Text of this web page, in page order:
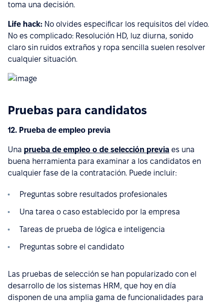
toma una decisión.
Life hack: No olvides especificar los requisitos del vídeo.
No es complicado: Resolución HD, luz diurna, sonido
claro sin ruidos extraños y ropa sencilla suelen resolver
cualquier situación.
Pruebas para candidatos
12. Prueba de empleo previa
Una prueba de empleo o de selección previa es una
buena herramienta para examinar a los candidatos en
cualquier fase de la contratación. Puede incluir:
Preguntas sobre resultados profesionales
Una tarea o caso establecido por la empresa
Tareas de prueba de lógica e inteligencia
Preguntas sobre el candidato
Las pruebas de selección se han popularizado con el
desarrollo de los sistemas HRM, que hoy en día
disponen de una amplia gama de funcionalidades para